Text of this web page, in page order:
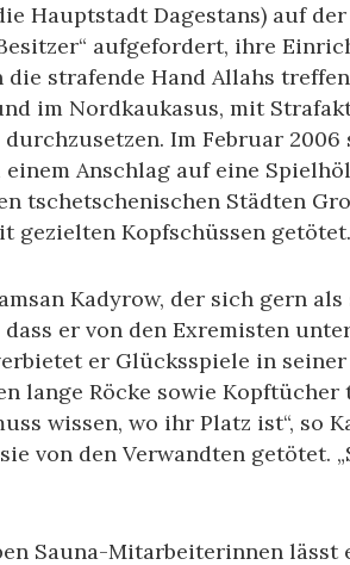
Hauptstadt Dagestans) auf
aufgefordert, ihre
strafende Hand Allahs
im Nordkaukasus, mit
Im Februar 2006
Anschlag auf eine
tschetschenischen Städten
gezielten Kopfschüssen getötet.
Kadyrow, der sich gern
er von den Exremisten
er Glücksspiele in
lange Röcke sowie Kopftücher
wissen, wo ihr Platz ist“, so
von den Verwandten getötet.
Sauna-Mitarbeiterinnen lässt